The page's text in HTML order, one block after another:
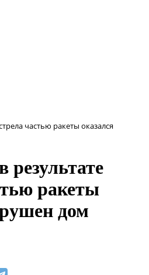
частью ракеты оказался
результате
ракеты
дом